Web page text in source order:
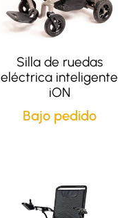
Silla de ruedas
eléctrica inteligente
iON
Bajo pedido